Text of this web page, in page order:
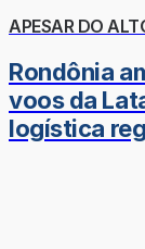
APESAR DO
Rondônia
voos da
logística